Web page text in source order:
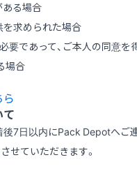
ある場合
求められた場合
要であって、ご本人の同意を
場合
後7日以内にPack Depotへご
せていただきます。